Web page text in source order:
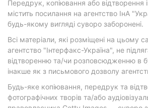
Передрук, копіювання або відтворення
містить посилання на агентство ІнА
будь-якому вигляді суворо заборонені.
Всі матеріали, які розміщені на цьому
агентство "Інтерфакс-Україна", не
відтворенню та/чи розповсюдженню в
інакше як з письмового дозволу
Будь-яке копіювання, передрук та
фотографічних творів та/або